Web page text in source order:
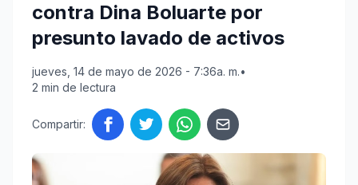
contra Dina Boluarte por
presunto lavado de activos
jueves, 14 de mayo de 2026 - 7:36a. m.•
2 min de lectura
Compartir: